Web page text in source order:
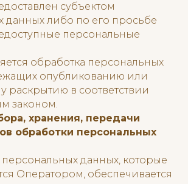
субъектом
данных либо по его просьбе
персональные
обработка персональных
опубликованию или
раскрытию в соответствии
законом.
хранения, передачи
обработки персональных
персональных данных, которые
Оператором, обеспечивается